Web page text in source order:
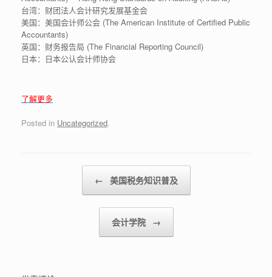
台湾：财团法人会计研究发展基金会
美国：美国会计师公会 (The American Institute of Certified Public
Accountants)
英国：财务报告局 (The Financial Reporting Council)
日本：日本公认会计师协会
了解更多
Posted in Uncategorized.
← 美国税务知识普及
会计学院 →